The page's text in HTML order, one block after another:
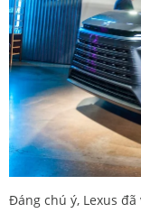
Đáng chú ý, Lexus